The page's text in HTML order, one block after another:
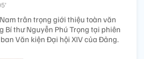
trân trọng giới thiệu toàn văn
Bí thư Nguyễn Phú Trọng tại phiên
Văn kiện Đại hội XIV của Đảng.